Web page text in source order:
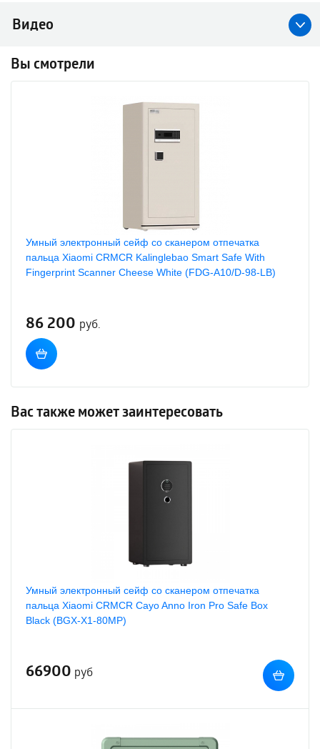
Видео
Вы смотрели
Умный электронный сейф со сканером отпечатка
пальца Xiaomi CRMCR Kalinglebao Smart Safe With
Fingerprint Scanner Cheese White (FDG-A10/D-98-LB)
86 200 руб.
Вас также может заинтересовать
Умный электронный сейф со сканером отпечатка
пальца Xiaomi CRMCR Cayo Anno Iron Pro Safe Box
Black (BGX-X1-80MP)
66900 руб